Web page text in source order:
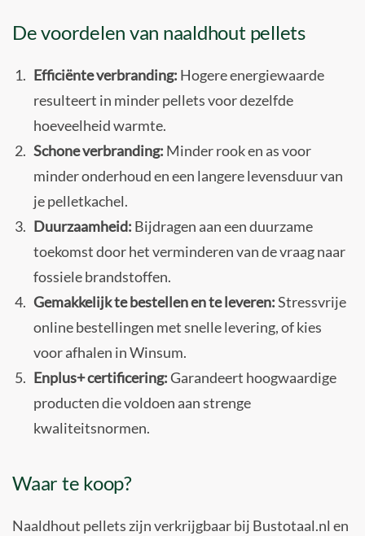
De voordelen van naaldhout pellets
Efficiënte verbranding: Hogere energiewaarde
resulteert in minder pellets voor dezelfde
hoeveelheid warmte.
Schone verbranding: Minder rook en as voor
minder onderhoud en een langere levensduur van
je pelletkachel.
Duurzaamheid: Bijdragen aan een duurzame
toekomst door het verminderen van de vraag naar
fossiele brandstoffen.
Gemakkelijk te bestellen en te leveren:Stressvrije
online bestellingen met snelle levering, of kies
voor afhalen in Winsum.
Enplus+ certificering:Garandeert hoogwaardige
producten die voldoen aan strenge
kwaliteitsnormen.
Waar te koop?
Naaldhout pellets zijn verkrijgbaar bij Bustotaal.nl en